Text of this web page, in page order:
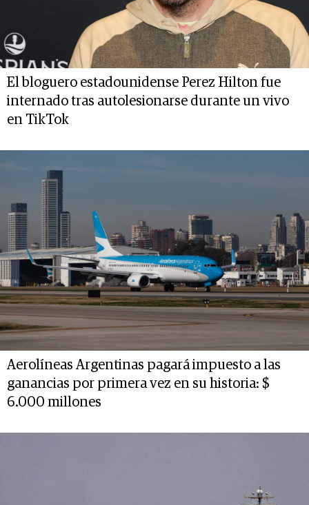
El bloguero estadounidense Perez Hilton fue
internado tras autolesionarse durante un vivo
en TikTok
Aerolíneas Argentinas pagará impuesto a las
ganancias por primera vez en su historia: $
6.000 millones